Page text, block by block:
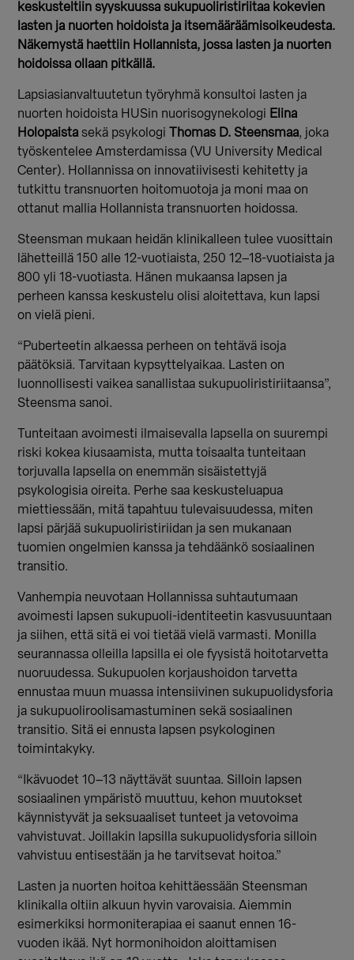
keskusteltiin syyskuussa sukupuoliristiriitaa kokevien
lasten ja nuorten hoidoista ja itsemääräämisoikeudesta.
Näkemystä haettiin Hollannista, jossa lasten ja nuorten
hoidoissa ollaan pitkällä.
Lapsiasianvaltuutetun työryhmä konsultoi lasten ja
nuorten hoidoista HUSin nuorisogynekologi Elina
Holopaista sekä psykologi Thomas D. Steensmaa, joka
työskentelee Amsterdamissa (VU University Medical
Center). Hollannissa on innovatiivisesti kehitetty ja
tutkittu transnuorten hoitomuotoja ja moni maa on
ottanut mallia Hollannista transnuorten hoidossa.
Steensman mukaan heidän klinikalleen tulee vuosittain
lähetteillä 150 alle 12-vuotiaista, 250 12–18-vuotiaista ja
800 yli 18-vuotiasta. Hänen mukaansa lapsen ja
perheen kanssa keskustelu olisi aloitettava, kun lapsi
on vielä pieni.
“Puberteetin alkaessa perheen on tehtävä isoja
päätöksiä. Tarvitaan kypsyttelyaikaa. Lasten on
luonnollisesti vaikea sanallistaa sukupuoliristiriitaansa”,
Steensma sanoi.
Tunteitaan avoimesti ilmaisevalla lapsella on suurempi
riski kokea kiusaamista, mutta toisaalta tunteitaan
torjuvalla lapsella on enemmän sisäistettyjä
psykologisia oireita. Perhe saa keskusteluapua
miettiessään, mitä tapahtuu tulevaisuudessa, miten
lapsi pärjää sukupuoliristiriidan ja sen mukanaan
tuomien ongelmien kanssa ja tehdäänkö sosiaalinen
transitio.
Vanhempia neuvotaan Hollannissa suhtautumaan
avoimesti lapsen sukupuoli-identiteetin kasvusuuntaan
ja siihen, että sitä ei voi tietää vielä varmasti. Monilla
seurannassa olleilla lapsilla ei ole fyysistä hoitotarvetta
nuoruudessa. Sukupuolen korjaushoidon tarvetta
ennustaa muun muassa intensiivinen sukupuolidysforia
ja sukupuoliroolisamastuminen sekä sosiaalinen
transitio. Sitä ei ennusta lapsen psykologinen
toimintakyky.
“Ikävuodet 10–13 näyttävät suuntaa. Silloin lapsen
sosiaalinen ympäristö muuttuu, kehon muutokset
käynnistyvät ja seksuaaliset tunteet ja vetovoima
vahvistuvat. Joillakin lapsilla sukupuolidysforia silloin
vahvistuu entisestään ja he tarvitsevat hoitoa.”
Lasten ja nuorten hoitoa kehittäessään Steensman
klinikalla oltiin alkuun hyvin varovaisia. Aiemmin
esimerkiksi hormoniterapiaa ei saanut ennen 16-
vuoden ikää. Nyt hormonihoidon aloittamisen